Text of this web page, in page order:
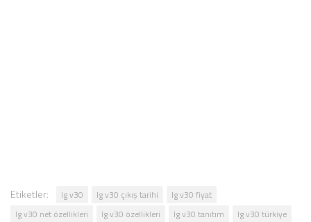
Etiketler: lg v30 lg v30 çıkış tarihi
lg v30 fiyat
lg v30 net özellikleri
lg v30 özellikleri lg v30 tanıtım
lg v30 türkiye